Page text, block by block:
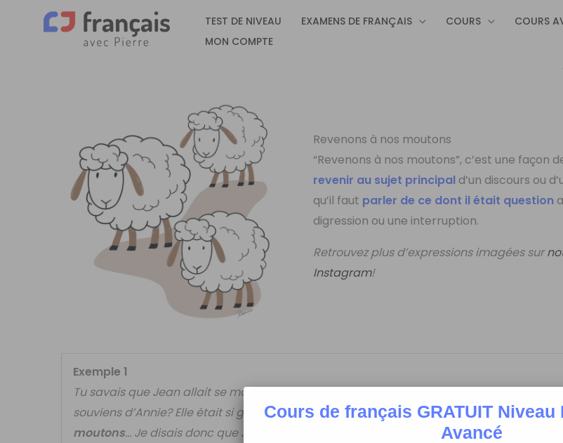
TEST DE NIVEAU EXAMENS DE FRANÇAIS COURS COURS
MON COMPTE
Revenons à nos moutons
“Revenons à nos moutons”, c’est une façon
revenir au sujet principal d’un discours ou
qu’il faut parler de ce dont il était question
digression ou une interruption.
Retrouvez plus d’expressions imagées sur
Instagram!
Exemple 1
Tu savais que Jean allait se marier avec Juliette? D’ailleurs Juliette vient de Bretagne,
souviens d’Annie? Elle était si gentille! Je crois qu’elle est partie vivre en Italie… Enfin,
moutons… Je disais donc que Jean allait se marier…
Cours de français GRATUIT
Avancé